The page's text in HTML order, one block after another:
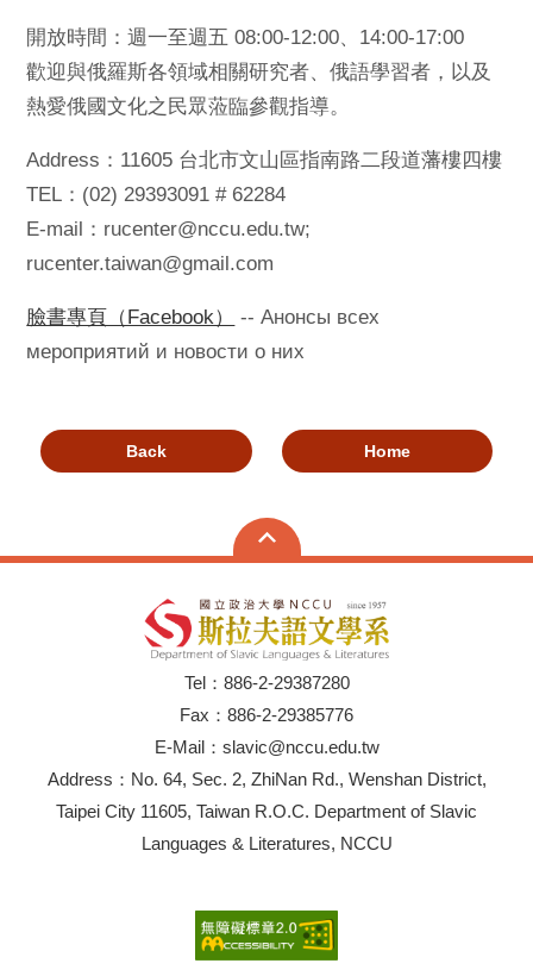
開放時間：週一至週五 08:00-12:00、14:00-17:00
歡迎與俄羅斯各領域相關研究者、俄語學習者，以及
熱愛俄國文化之民眾蒞臨參觀指導。
Address：11605 台北市文山區指南路二段道藩樓四樓
TEL：(02) 29393091 # 62284
E-mail：rucenter@nccu.edu.tw;
rucenter.taiwan@gmail.com
臉書專頁（Facebook）
-- Анонсы всех
мероприятий и новости о них
Back Home
Tel：886-2-29387280
Fax：886-2-29385776
E-Mail：slavic@nccu.edu.tw
Address：No. 64, Sec. 2, ZhiNan Rd., Wenshan District,
Taipei City 11605, Taiwan R.O.C. Department of Slavic
Languages & Literatures, NCCU